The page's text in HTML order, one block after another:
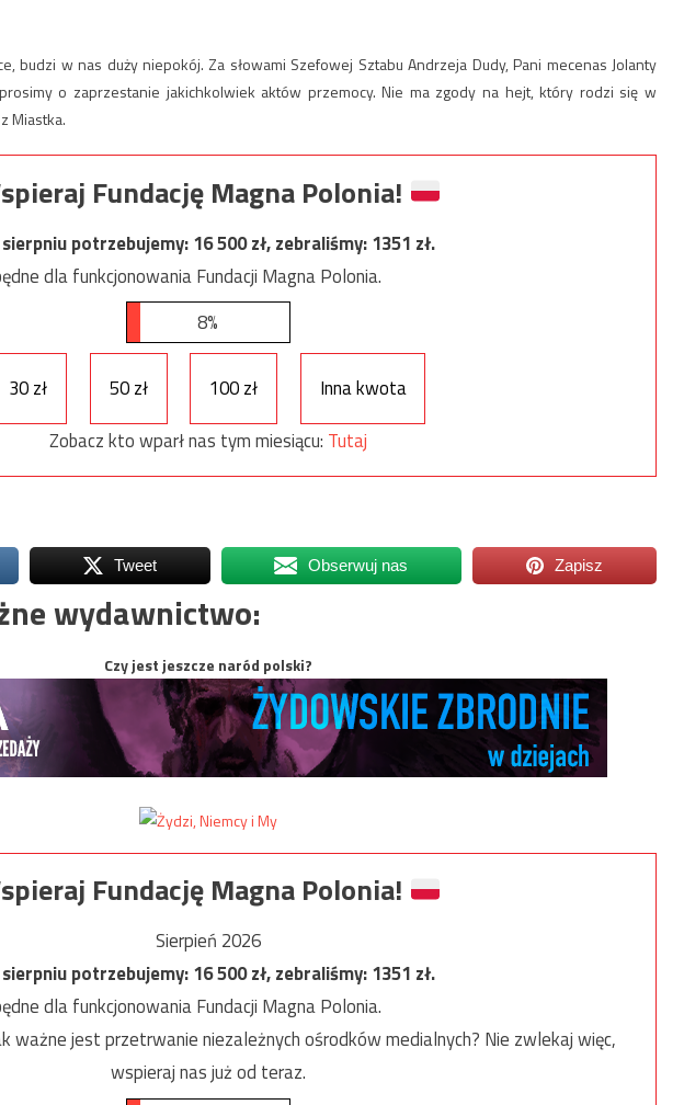
budzi w nas duży niepokój. Za słowami Szefowej Sztabu Andrzeja Dudy, Pani mecenas Jolanty
prosimy o zaprzestanie jakichkolwiek aktów przemocy. Nie ma zgody na hejt, który rodzi się w
Miastka.
Fundację Magna Polonia!
potrzebujemy:16 500zł, zebraliśmy:1351 zł.
dla funkcjonowania Fundacji Magna Polonia.
8%
30 zł 50 zł 100 zł
Inna kwota
Zobacz kto wparł nas tym miesiącu: Tutaj
Tweet Obserwuj nas Zapisz
wydawnictwo:
Czy jest jeszcze naród polski?
Fundację Magna Polonia!
Sierpień 2026
potrzebujemy:16 500zł, zebraliśmy:1351 zł.
dla funkcjonowania Fundacji Magna Polonia.
ważne jest przetrwanie niezależnych ośrodków medialnych? Nie zwlekaj więc,
wspieraj nas już od teraz.